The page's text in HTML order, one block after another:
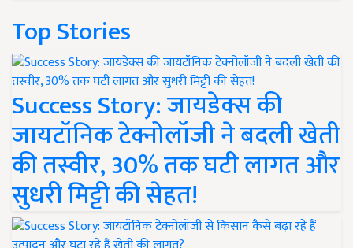
Top Stories
Success Story: जायडेक्स की
जायटॉनिक टेक्नोलॉजी ने बदली खेती
की तस्वीर, 30% तक घटी लागत और
सुधरी मिट्टी की सेहत!